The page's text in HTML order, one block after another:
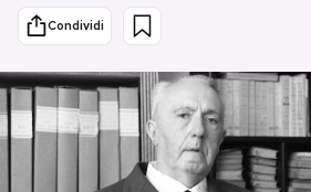
Economia
Sport
PODCAST
Condividi